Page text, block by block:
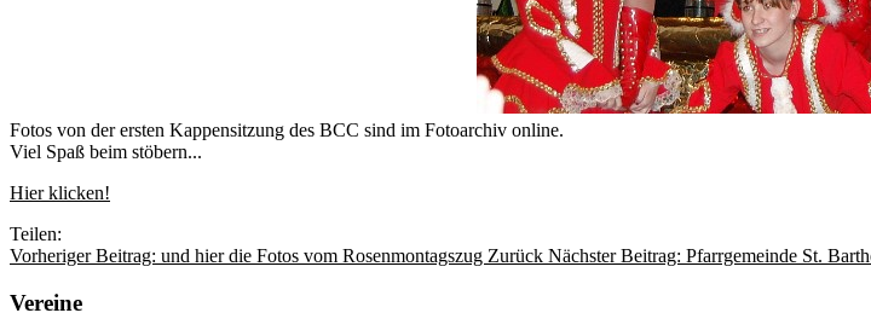
Fotos von der ersten Kappensitzung des BCC sind im Fotoarchiv online.
Viel Spaß beim stöbern...
Hier klicken!
Teilen:
Vorheriger Beitrag: und hier die Fotos vom Rosenmontagszug Zurück Nächster Beitrag: Pfarrgemeinde St.
Vereine